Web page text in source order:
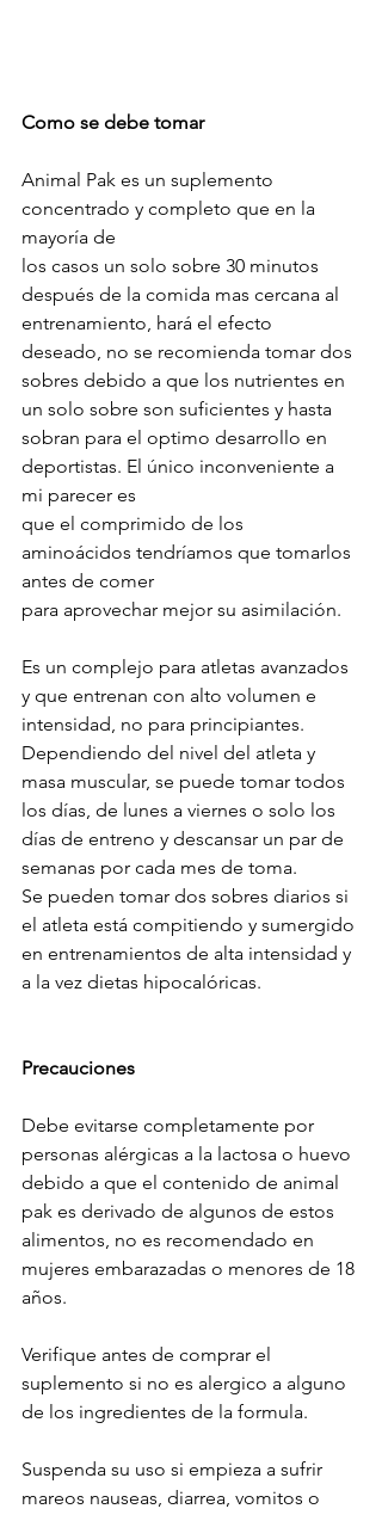
Como se debe tomar
Animal Pak es un suplemento
concentrado y completo que en la
mayoría de
los casos un solo sobre 30 minutos
después de la comida mas cercana al
entrenamiento, hará el efecto
deseado, no se recomienda tomar dos
sobres debido a que los nutrientes en
un solo sobre son suficientes y hasta
sobran para el optimo desarrollo en
deportistas. El único inconveniente a
mi parecer es
que el comprimido de los
aminoácidos tendríamos que tomarlos
antes de comer
para aprovechar mejor su asimilación.
Es un complejo para atletas avanzados
y que entrenan con alto volumen e
intensidad, no para principiantes.
Dependiendo del nivel del atleta y
masa muscular, se puede tomar todos
los días, de lunes a viernes o solo los
días de entreno y descansar un par de
semanas por cada mes de toma.
Se pueden tomar dos sobres diarios si
el atleta está compitiendo y sumergido
en entrenamientos de alta intensidad y
a la vez dietas hipocalóricas.
Precauciones
Debe evitarse completamente por
personas alérgicas a la lactosa o huevo
debido a que el contenido de animal
pak es derivado de algunos de estos
alimentos, no es recomendado en
mujeres embarazadas o menores de 18
años.
Verifique antes de comprar el
suplemento si no es alergico a alguno
de los ingredientes de la formula.
Suspenda su uso si empieza a sufrir
mareos nauseas, diarrea, vomitos o